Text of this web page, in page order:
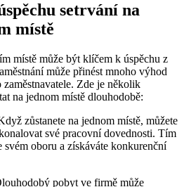
setrvání na
místě
místě může být klíčem k úspěchu z
může přinést mnoho výhod
Zde je několik
na jednom místě dlouhodobě:
zůstanete na jednom místě, můžete
své pracovní dovednosti. Tím
svém oboru a získáváte konkurenční
pobyt ve firmě může